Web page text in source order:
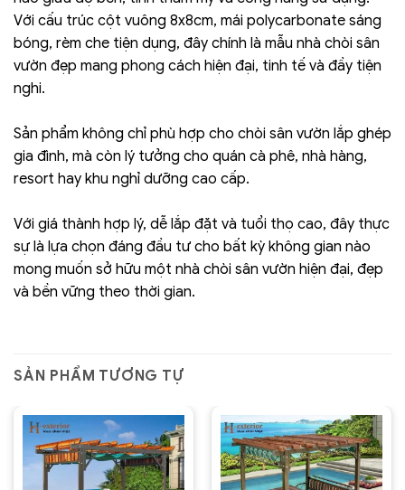
Với cấu trúc cột vuông 8x8cm, mái polycarbonate sáng
bóng, rèm che tiện dụng, đây chính là mẫu nhà chòi sân
vườn đẹp mang phong cách hiện đại, tinh tế và đầy tiện
nghi.
Sản phẩm không chỉ phù hợp cho chòi sân vườn lắp ghép
gia đình, mà còn lý tưởng cho quán cà phê, nhà hàng,
resort hay khu nghỉ dưỡng cao cấp.
Với giá thành hợp lý, dễ lắp đặt và tuổi thọ cao, đây thực
sự là lựa chọn đáng đầu tư cho bất kỳ không gian nào
mong muốn sở hữu một nhà chòi sân vườn hiện đại, đẹp
và bền vững theo thời gian.
SẢN PHẨM TƯƠNG TỰ